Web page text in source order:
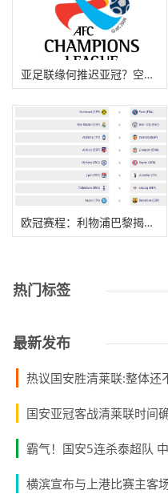
亚足联缘何推迟亚冠？空场损失太大 原计划风险
欧冠赛程：利物浦巴黎揭幕 巴萨拜仁切尔西压轴
热门标签
最新发布
热议国安胜清莱联:整体还
国安亚冠客战清莱联时间
霸气！国安5连杀泰超队
横滨宣布与上港比赛主客